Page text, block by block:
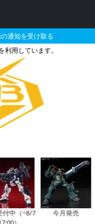
通知を受け取る
用しています。
搭乗した
付中（~8/7
今月発売